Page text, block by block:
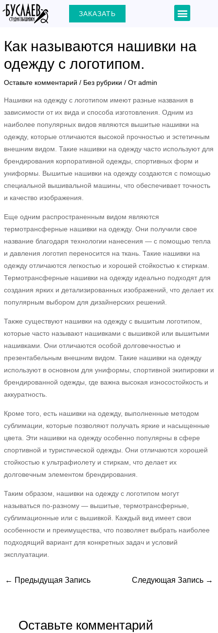
Перейти
ЗАКАЗАТЬ Menu
Как называются нашивки на
одежду с логотипом.
Оставьте комментарий / Без рубрики / Отadmin
Нашивки на одежду с логотипом имеют разные названия в
зависимости от их вида и способа изготовления. Одним из
наиболее популярных видов являются вышитые нашивки на
одежду, которые отличаются высокой прочностью и эстетичным
внешним видом. Такие нашивки на одежду часто используют для
брендирования корпоративной одежды, спортивных форм и
униформы. Вышитые нашивки на одежду создаются с помощью
специальной вышивальной машины, что обеспечивает точность
и качество изображения.
Еще одним распространенным видом являются
термотрансферные нашивки на одежду. Они получили свое
название благодаря технологии нанесения — с помощью тепла
и давления логотип переносится на ткань. Такие нашивки на
одежду отличаются легкостью и хорошей стойкостью к стиркам.
Термотрансферные нашивки на одежду идеально подходят для
создания ярких и детализированных изображений, что делает их
популярным выбором для дизайнерских решений.
Также существуют нашивки на одежду с вышитым логотипом,
которые часто называют нашивками с вышивкой или вышитыми
нашивками. Они отличаются особой долговечностью и
презентабельным внешним видом. Такие нашивки на одежду
используют в основном для униформы, спортивной экипировки и
брендированной одежды, где важна высокая износостойкость и
аккуратность.
Кроме того, есть нашивки на одежду, выполненные методом
сублимации, которые позволяют получать яркие и насыщенные
цвета. Эти нашивки на одежду особенно популярны в сфере
спортивной и туристической одежды. Они отличаются хорошей
стойкостью к ультрафиолету и стиркам, что делает их
долговечным элементом брендирования.
Таким образом, нашивки на одежду с логотипом могут
называться по-разному — вышитые, термотрансферные,
сублимационные или с вышивкой. Каждый вид имеет свои
особенности и преимущества, что позволяет выбрать наиболее
подходящий вариант для конкретных задач и условий
эксплуатации.
Навигация
по
← Предыдущая Запись Следующая Запись →
Оставьте комментарий